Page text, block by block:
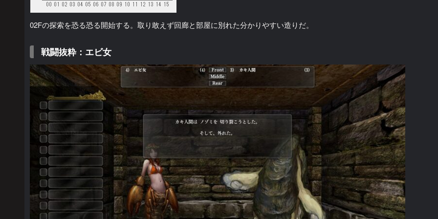
02Fの探索を恐る恐る開始する。取り敢えず回廊と部屋に別れた分かりやすい造りだ。
戦闘抜粋：エビ女